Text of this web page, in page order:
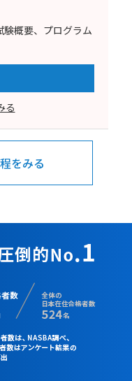
験概要、プログラム
る
をみる